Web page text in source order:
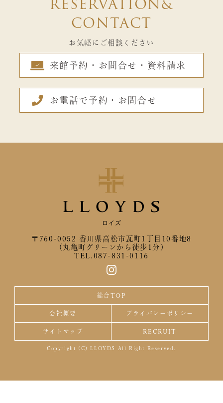
RESERVATION&
CONTACT
お気軽にご相談ください
来館予約・お問合せ・資料請求
お電話で予約・お問合せ
ロイズ
〒760-0052 香川県高松市瓦町1丁目10番地8
（丸亀町グリーンから徒歩1分）
TEL.087-831-0116
総合TOP
会社概要 プライバシーポリシー
サイトマップ RECRUIT
Copyright (C) LLOYDS All Right Reserved.